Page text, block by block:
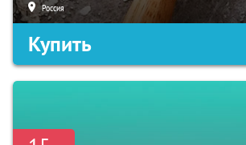
Россия
Купить